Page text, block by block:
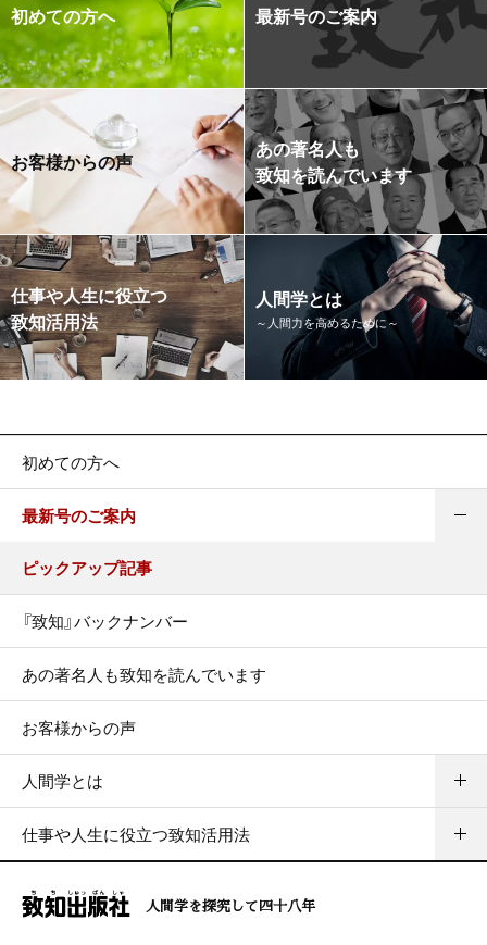
初めての方へ 最新号のご案内
お客様からの声
あの著名人も
致知を読んでいます
仕事や人生に役立つ
致知活用法
人間学とは
～人間力を高めるために～
初めての方へ
最新号のご案内
ピックアップ記事
『致知』バックナンバー
あの著名人も致知を読んでいます
お客様からの声
人間学とは
仕事や人生に役立つ致知活用法
人間学を探究して四十八年